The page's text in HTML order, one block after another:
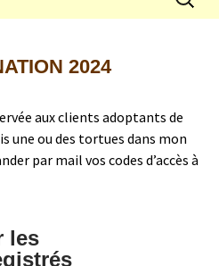
2024
aux clients adoptants de
une ou des tortues dans mon
par mail vos codes d’accès à
les